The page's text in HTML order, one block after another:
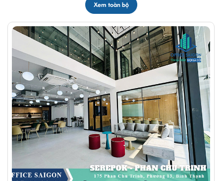
Phòng làm việc riêng tự tại Replus
Phòng họp/hội nghị tại Replus:Được đầu tư các trang
thiết bị hiện đại, đem đến không gian lý tưởng cho việc
mở hội thảo, gặp gỡ ký kết các dự án lớn với khách hàng.
Xem toàn bộ